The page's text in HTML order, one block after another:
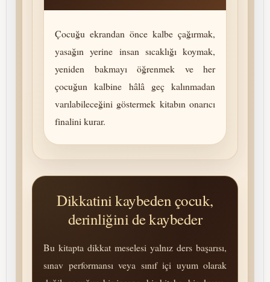
Çocuğu ekrandan önce kalbe çağırmak,
yasağın yerine insan sıcaklığı koymak,
yeniden bakmayı öğrenmek ve her
çocuğun kalbine hâlâ geç kalınmadan
varılabileceğini göstermek kitabın onarıcı
finalini kurar.
Dikkatini kaybeden çocuk,
derinliğini de kaybeder
Bu kitapta dikkat meselesi yalnız ders başarısı,
sınav per­for­mansı veya sınıf içi uyum olarak